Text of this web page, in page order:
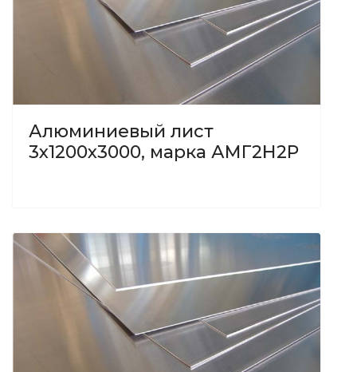
Алюминиевый лист
3х1200х3000, марка АМГ2Н2Р